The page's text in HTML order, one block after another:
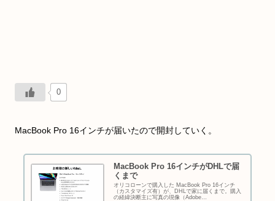
0
MacBook Pro 16インチが届いたので開封していく。
MacBook Pro 16インチがDHLで届
くまで
オリコローンで購入した MacBook Pro 16インチ
（カスタマイズ有）が、DHLで家に届くまで。購入
の経緯決断主に写真の現像（Adobe